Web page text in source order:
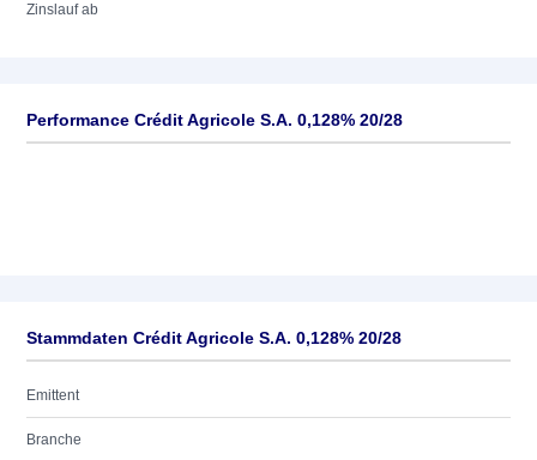
Zinslauf ab
Performance Crédit Agricole S.A. 0,128% 20/28
Stammdaten Crédit Agricole S.A. 0,128% 20/28
Emittent
Branche